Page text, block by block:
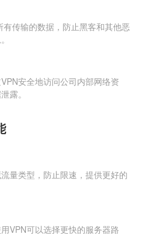
有传输的数据，防止黑客和其他恶
安全地访问公司内部网络资
露。
量类型，防止限速，提供更好的
VPN可以选择更快的服务器路